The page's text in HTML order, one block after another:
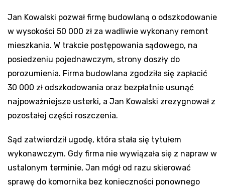
Jan Kowalski pozwał firmę budowlaną o odszkodowanie
w wysokości 50 000 zł za wadliwie wykonany remont
mieszkania. W trakcie postępowania sądowego, na
posiedzeniu pojednawczym, strony doszły do
porozumienia. Firma budowlana zgodziła się zapłacić
30 000 zł odszkodowania oraz bezpłatnie usunąć
najpoważniejsze usterki, a Jan Kowalski zrezygnował z
pozostałej części roszczenia.
Sąd zatwierdził ugodę, która stała się tytułem
wykonawczym. Gdy firma nie wywiązała się z napraw w
ustalonym terminie, Jan mógł od razu skierować
sprawę do komornika bez konieczności ponownego